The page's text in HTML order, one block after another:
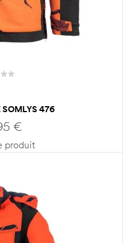
SOMLYS 476
€
produit